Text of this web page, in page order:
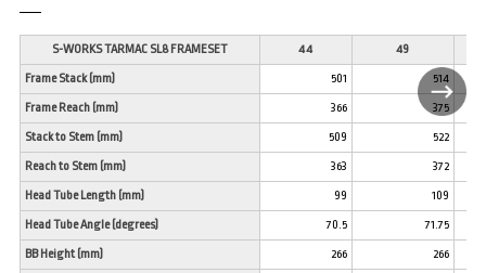
S-WORKS TARMAC SL8 FRAMESET 44 49
Frame Stack (mm) 501 514
Frame Reach (mm) 366 375
Stack to Stem (mm) 509 522
Reach to Stem (mm) 363 372
Head Tube Length (mm) 99 109
Head Tube Angle (degrees) 70.5 71.75
BB Height (mm) 266 266